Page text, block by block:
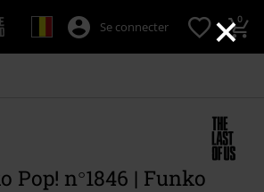
×
Se connecter 0
n°1846 | Funko